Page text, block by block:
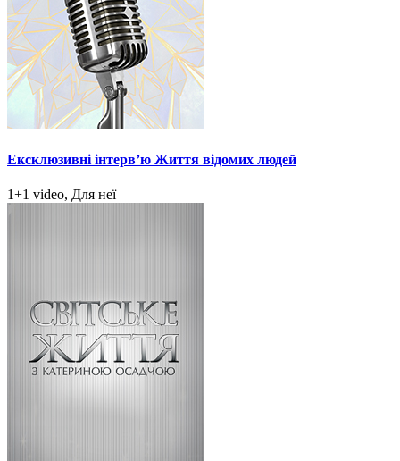
Ексклюзивні інтерв’ю Життя відомих людей
1+1 video, Для неї